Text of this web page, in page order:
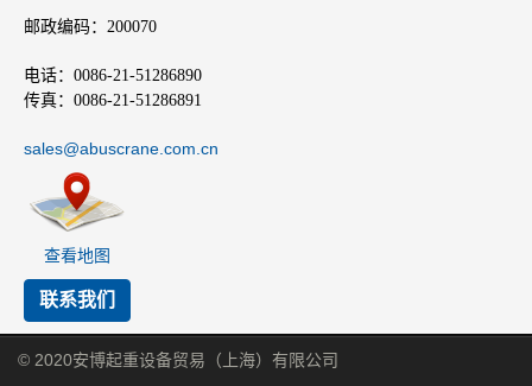
邮政编码： 200070
电话： 0086-21-51286890
传真： 0086-21-51286891
sales@abuscrane.com.cn
查看地图
联系我们
© 2020安博起重设备贸易（上海）有限公司